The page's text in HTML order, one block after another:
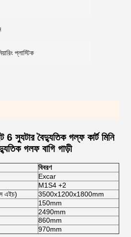
প্লাস্টিক
স্যুটার বৈদ্যুতিক গল্ফ কার্ট মিনি
গলফ বাগি গাড়ী
বিবরণ
Excar
M1S4 +2
এইচ)
3500x1200x1800mm
150mm
2490mm
860mm
970mm